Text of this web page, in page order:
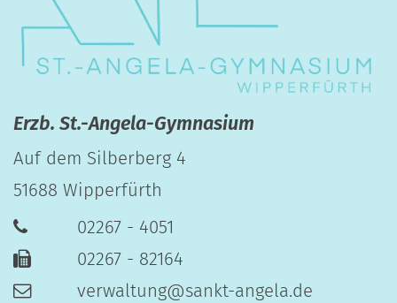
Erzb. St.-Angela-Gymnasium
Auf dem Silberberg 4
51688 Wipperfürth
02267 - 4051
02267 - 82164
verwaltung@sankt-angela.de